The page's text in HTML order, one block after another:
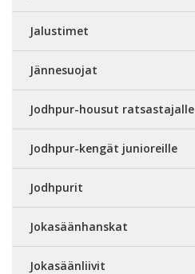
Jalustimet
Jännesuojat
Jodhpur-housut ratsastajalle
Jodhpur-kengät junioreille
Jodhpurit
Jokasäänhanskat
Jokasäänliivit